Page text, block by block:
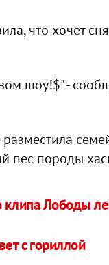
что хочет
шоу!$" -
пес породы
Лободы
с гориллой